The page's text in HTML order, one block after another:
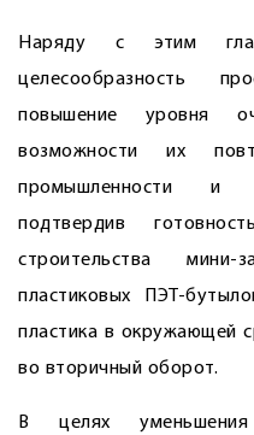
Наряду с этим
целесообразность
повышение уровня
возможности их
промышленности и
подтвердив
строительства
пластиковых ПЭТ-
пластика в окружающей
во вторичный оборот.
В целях